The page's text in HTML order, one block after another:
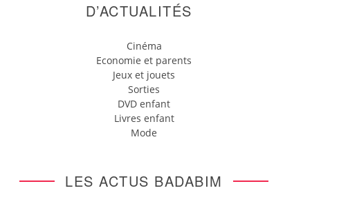
D’ACTUALITÉS
Cinéma
Economie et parents
Jeux et jouets
Sorties
DVD enfant
Livres enfant
Mode
LES ACTUS BADABIM